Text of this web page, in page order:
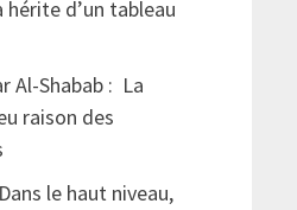
hérite d’un tableau
Al-Shabab : La
raison des
le haut niveau,